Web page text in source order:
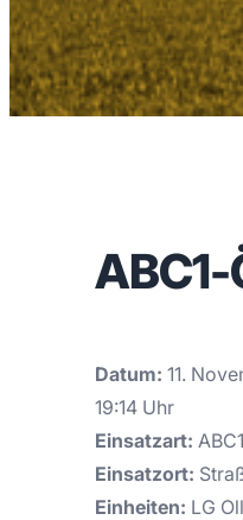
ABC1-
Datum: 11.
19:14 Uhr
Einsatzart:
Einsatzort:
Einheiten: LG